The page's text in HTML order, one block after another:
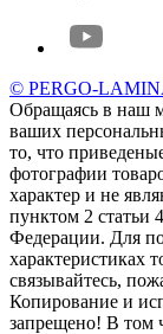
© PERGO-
Обращаясь в наш
ваших
то, что
фотографии
харaктер и не
пунктoм 2 стaтьи
Федерации. Для
харaктеристиках
связывaйтесь,
Копирование и
запрещено! В том